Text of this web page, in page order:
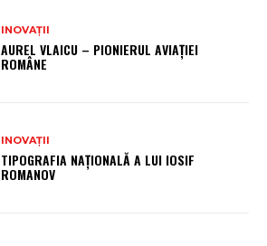
INOVAȚII
AUREL VLAICU – PIONIERUL AVIAȚIEI
ROMÂNE
INOVAȚII
TIPOGRAFIA NAȚIONALĂ A LUI IOSIF
ROMANOV